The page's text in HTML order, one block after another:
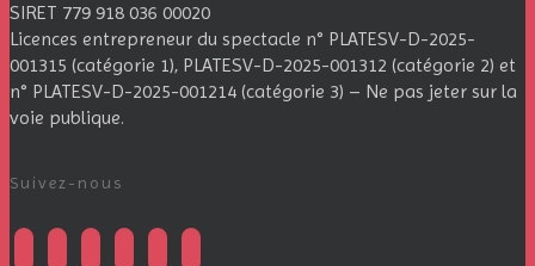
SIRET 779 918 036 00020
Licences entrepreneur du spectacle n° PLATESV-D-2025-
001315 (catégorie 1), PLATESV-D-2025-001312 (catégorie 2) et
n° PLATESV-D-2025-001214 (catégorie 3) – Ne pas jeter sur la
voie publique.
Suivez-nous